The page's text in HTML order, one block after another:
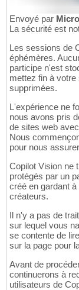
Envoyé par
La sécurité est
Les sessions de
éphémères.
participe n'est
mettez fin à
supprimées.
L'expérience ne
nous avons pris
de sites web
Nous
pour nous
Copilot Vision ne
protégés par un
créé en gardant
créateurs.
Il n'y a pas de
sur lequel vous
se contente de
sur la page pour
Avant de
continuerons à
utilisateurs de